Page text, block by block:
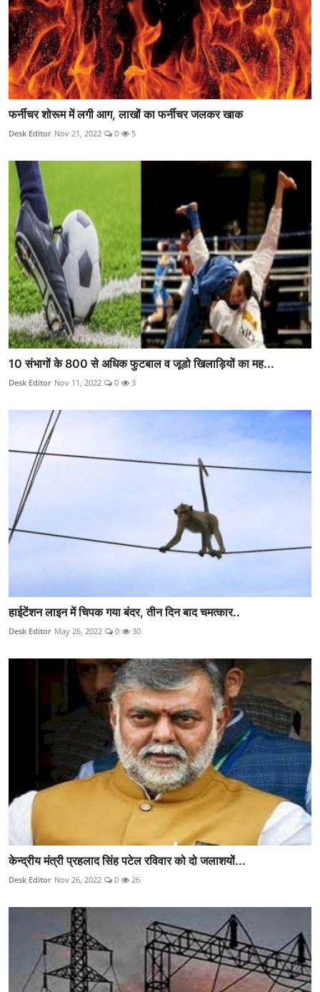
फर्नीचर शोरूम में लगी आग, लाखों का फर्नीचर जलकर खाक
Desk Editor Nov 21, 2022 0 5
10 संभागों के 800 से अधिक फुटबाल व जूडो खिलाड़ियों का मह...
Desk Editor Nov 11, 2022 0 3
हाईटेंशन लाइन में चिपक गया बंदर, तीन दिन बाद चमत्कार..
Desk Editor May 26, 2022 0 30
केन्द्रीय मंत्री प्रहलाद सिंह पटेल रविवार को दो जलाशयों...
Desk Editor Nov 26, 2022 0 26